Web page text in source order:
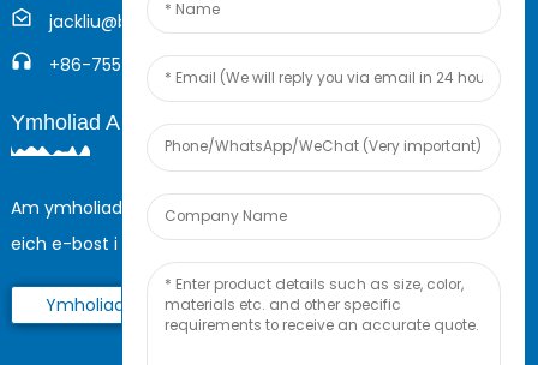
jackliu@boyingcable.com
+86-755-21014277
Ymholiad Ar-Lein
Am ymholiadau am ein cynnyrch neu restr brisiau, gadewch
eich e-bost i ni a byddwn mewn cysylltiad o fewn 24 awr.
Ymholiad Nawr